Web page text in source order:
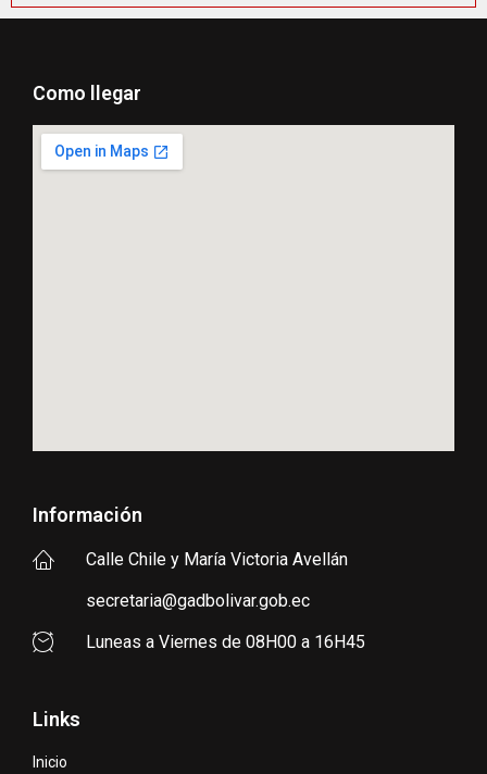
Como llegar
Información
Calle Chile y María Victoria Avellán
secretaria@gadbolivar.gob.ec
Luneas a Viernes de 08H00 a 16H45
Links
Inicio